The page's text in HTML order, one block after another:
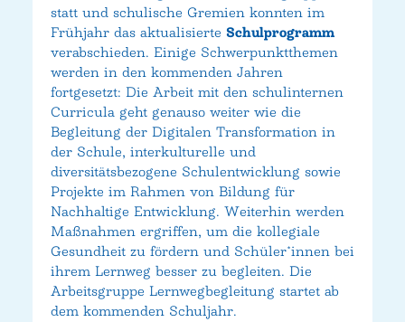
statt und schulische Gremien konnten im
Frühjahr das aktualisierte Schulprogramm
verabschieden. Einige Schwerpunktthemen
werden in den kommenden Jahren
fortgesetzt: Die Arbeit mit den schulinternen
Curricula geht genauso weiter wie die
Begleitung der Digitalen Transformation in
der Schule, interkulturelle und
diversitätsbezogene Schulentwicklung sowie
Projekte im Rahmen von Bildung für
Nachhaltige Entwicklung. Weiterhin werden
Maßnahmen ergriffen, um die kollegiale
Gesundheit zu fördern und Schüler*innen bei
ihrem Lernweg besser zu begleiten. Die
Arbeitsgruppe Lernwegbegleitung startet ab
dem kommenden Schuljahr.